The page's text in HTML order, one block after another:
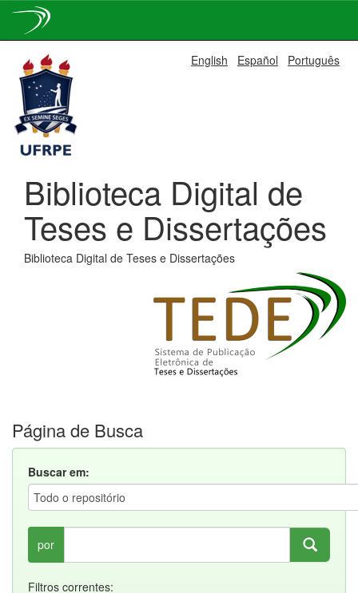
navigation
English Español Português
Biblioteca Digital de
Teses e Dissertações
Biblioteca Digital de Teses e Dissertações
Página de Busca
Buscar em:
por
Filtros correntes: